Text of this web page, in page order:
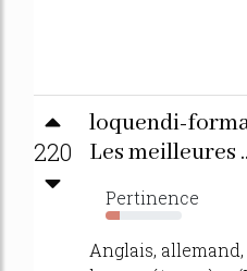
220
loquendi-
Les meilleures
Pertinence
18%
Anglais,